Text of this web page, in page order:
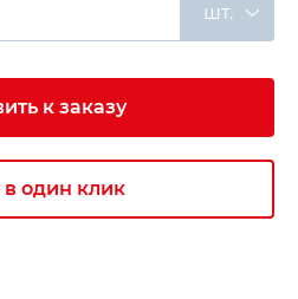
шт.
к заказу
в один клик